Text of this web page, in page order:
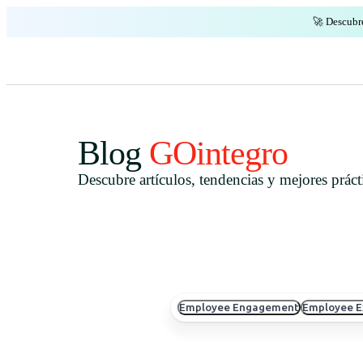
🚀
Blog GOintegro
Descubre artículos, tendencias y mejores
Employee Engagement Employee